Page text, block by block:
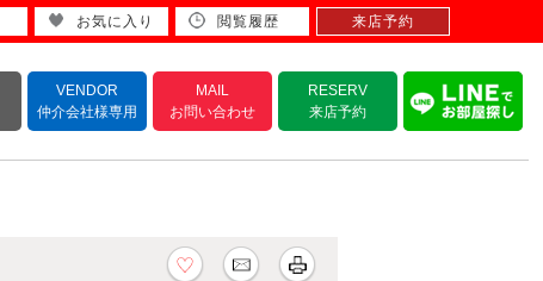
VENDOR
仲介会社様専用
MAIL
お問い合わせ
RESERV
来店予約
お気に入り 閲覧履歴 来店予約